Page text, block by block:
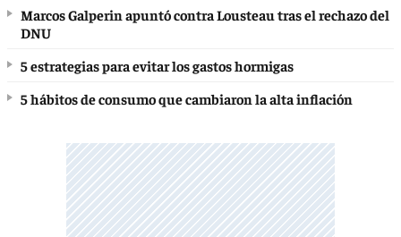
Marcos Galperin apuntó contra Lousteau tras el rechazo del
DNU
5 estrategias para evitar los gastos hormigas
5 hábitos de consumo que cambiaron la alta inflación